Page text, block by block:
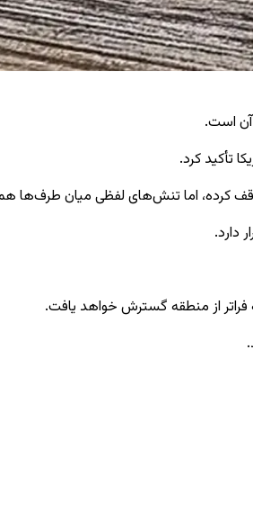
آن است.
تأکید کرد.
دارد.
فراتر از منطقه گسترش خواهد یافت.